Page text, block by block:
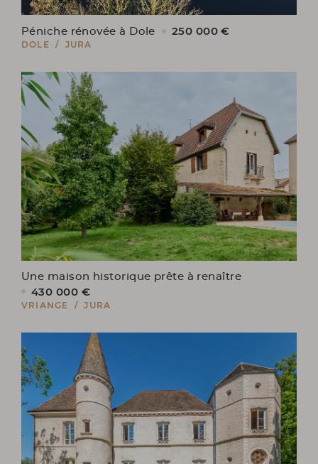
Péniche rénovée à Dole 250 000 €
DOLE / JURA
Une maison historique prête à renaître
430 000 €
VRIANGE / JURA